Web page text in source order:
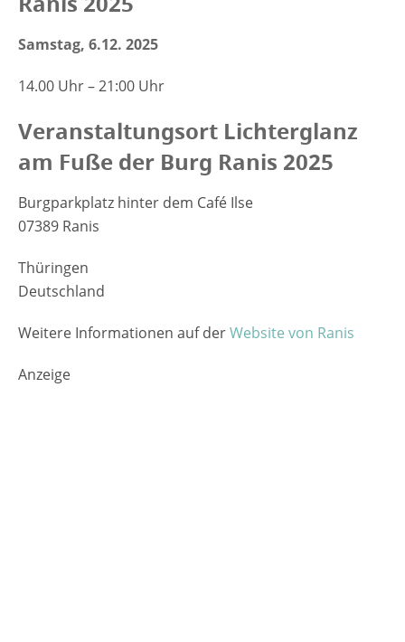
Samstag, 6.12. 2025
14.00 Uhr – 21:00 Uhr
Veranstaltungsort Lichterglanz
am Fuße der Burg Ranis 2025
Burgparkplatz hinter dem Café Ilse
07389 Ranis
Thüringen
Deutschland
Weitere Informationen auf derWebsite von Ranis
Anzeige